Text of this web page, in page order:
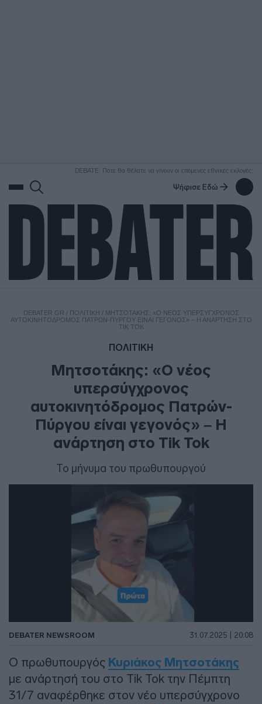
DEBATE: Πότε θα θέλατε να γίνουν οι επόμενες εθνικές εκλογές;
Ψήφισε Εδώ
DEBATER.GR / ΠΟΛΙΤΙΚΗ / ΜΗΤΣΟΤΆΚΗΣ: «Ο ΝΈΟΣ ΥΠΕΡΣΎΓΧΡΟΝΟΣ
ΑΥΤΟΚΙΝΗΤΌΔΡΟΜΟΣ ΠΑΤΡΏΝ-ΠΎΡΓΟΥ ΕΊΝΑΙ ΓΕΓΟΝΌΣ» – Η ΑΝΆΡΤΗΣΗ ΣΤΟ
TIK TOK
ΠΟΛΙΤΙΚΗ
Μητσοτάκης: «Ο νέος
υπερσύγχρονος
αυτοκινητόδρομος Πατρών-
Πύργου είναι γεγονός» – Η
ανάρτηση στο Tik Tok
Το μήνυμα του πρωθυπουργού
DEBATER NEWSROOM 31.07.2025 | 20:08
Ο πρωθυπουργός Κυριάκος Μητσοτάκης
με ανάρτησή του στο Tik Tok την Πέμπτη
31/7 αναφέρθηκε στον νέο υπερσύγχρονο